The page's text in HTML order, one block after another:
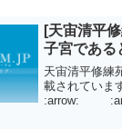
[天宙清平
子宮である
天宙清平修練
載されてい
:arrow: